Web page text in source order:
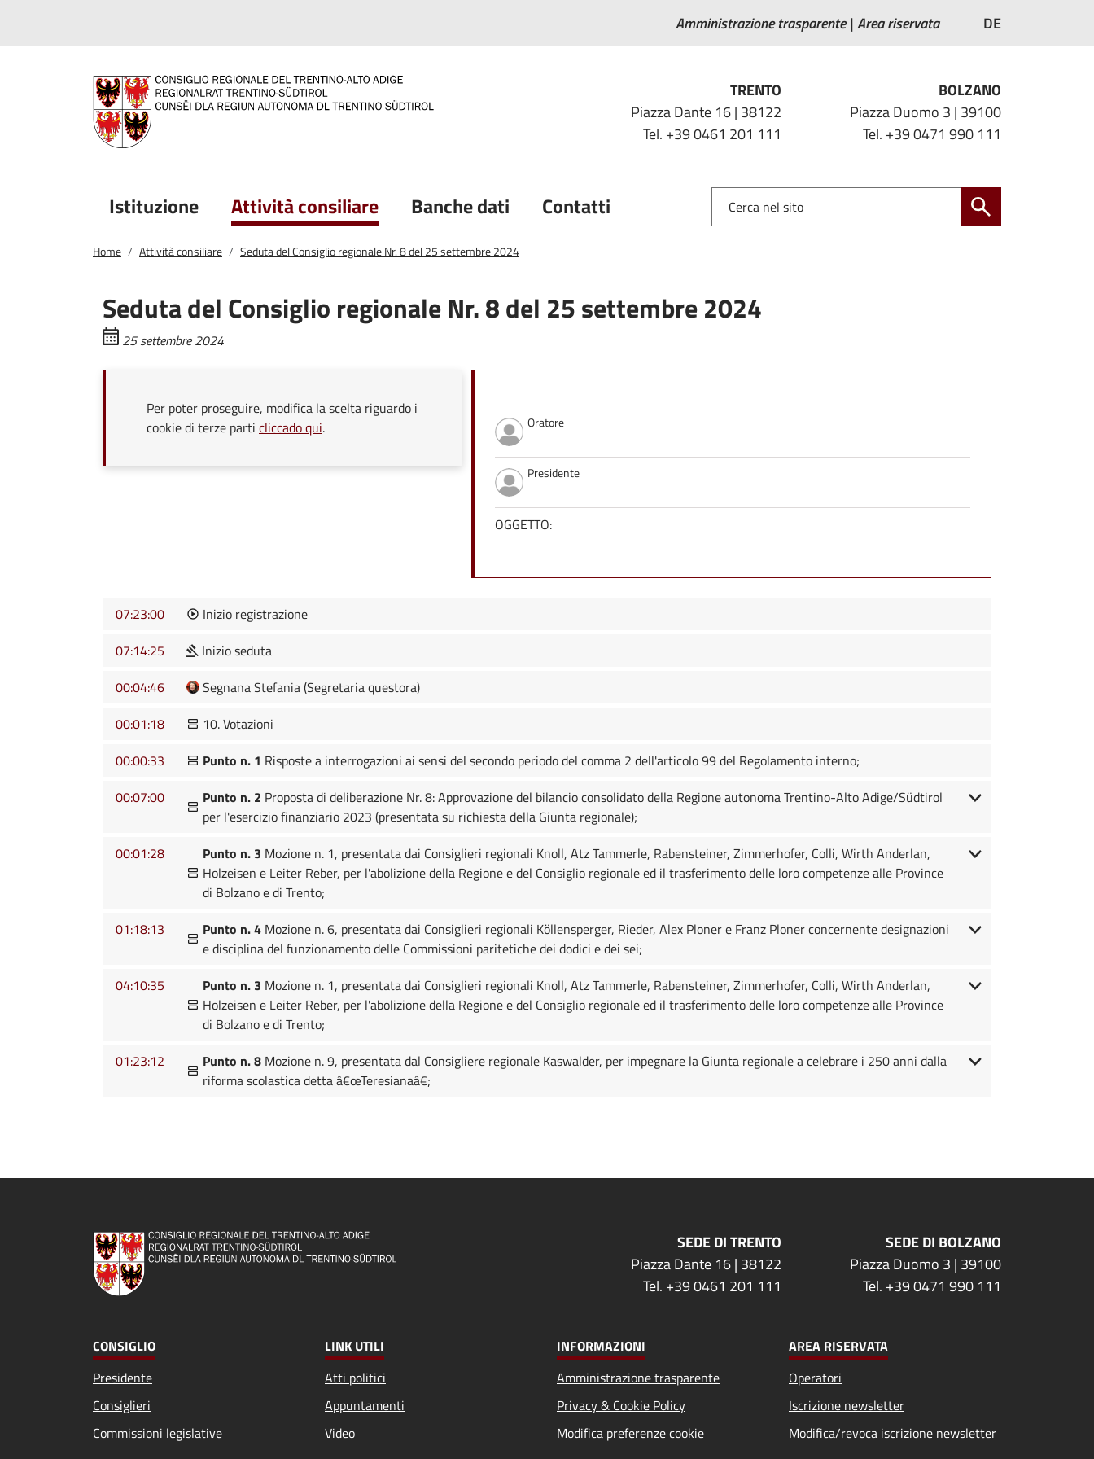
Amministrazione trasparente Area riservata DE
TRENTO
Piazza Dante 16 | 38122
Tel. +39 0461 201 111
BOLZANO
Piazza Duomo 3 | 39100
Tel. +39 0471 990 111
Istituzione Attività consiliare Banche dati Contatti
Home Attività consiliare Seduta del Consiglio regionale Nr. 8 del 25 settembre 2024
Seduta del Consiglio regionale Nr. 8 del 25 settembre 2024
25 settembre 2024
Per poter proseguire, modifica la scelta riguardo i
cookie di terze parti cliccado qui. Oratore
Presidente
OGGETTO:
07:23:00
Inizio registrazione
07:14:25
Inizio seduta
00:04:46
Segnana Stefania (Segretaria questora)
00:01:18
10. Votazioni
00:00:33
Punto n. 1 Risposte a interrogazioni ai sensi del secondo periodo del comma 2 dell'articolo 99 del Regolamento interno;
00:07:00
Punto n. 2 Proposta di deliberazione Nr. 8: Approvazione del bilancio consolidato della Regione autonoma Trentino-Alto Adige/Südtirol
per l'esercizio finanziario 2023 (presentata su richiesta della Giunta regionale);
00:01:28
Punto n. 3 Mozione n. 1, presentata dai Consiglieri regionali Knoll, Atz Tammerle, Rabensteiner, Zimmerhofer, Colli, Wirth Anderlan,
Holzeisen e Leiter Reber, per l'abolizione della Regione e del Consiglio regionale ed il trasferimento delle loro competenze alle Province
di Bolzano e di Trento;
01:18:13
Punto n. 4 Mozione n. 6, presentata dai Consiglieri regionali Köllensperger, Rieder, Alex Ploner e Franz Ploner concernente designazioni
e disciplina del funzionamento delle Commissioni paritetiche dei dodici e dei sei;
04:10:35
Punto n. 3 Mozione n. 1, presentata dai Consiglieri regionali Knoll, Atz Tammerle, Rabensteiner, Zimmerhofer, Colli, Wirth Anderlan,
Holzeisen e Leiter Reber, per l'abolizione della Regione e del Consiglio regionale ed il trasferimento delle loro competenze alle Province
di Bolzano e di Trento;
01:23:12
Punto n. 8 Mozione n. 9, presentata dal Consigliere regionale Kaswalder, per impegnare la Giunta regionale a celebrare i 250 anni dalla
riforma scolastica detta â€œTeresianaâ€;
SEDE DI TRENTO
Piazza Dante 16 | 38122
Tel. +39 0461 201 111
SEDE DI BOLZANO
Piazza Duomo 3 | 39100
Tel. +39 0471 990 111
CONSIGLIO
Presidente
Consiglieri
Commissioni legislative
LINK UTILI
Atti politici
Appuntamenti
Video
INFORMAZIONI
Amministrazione trasparente
Privacy & Cookie Policy
Modifica preferenze cookie
AREA RISERVATA
Operatori
Iscrizione newsletter
Modifica/revoca iscrizione newsletter